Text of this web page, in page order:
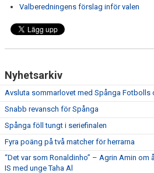
Valberedningens förslag inför valen
Nyhetsarkiv
Avsluta sommarlovet med Spånga Fotbolls
Snabb revansch för Spånga
Spånga föll tungt i seriefinalen
Fyra poäng på två matcher för herrarna
“Det var som Ronaldinho” – Agrin Amin om
IS med unge Taha Al